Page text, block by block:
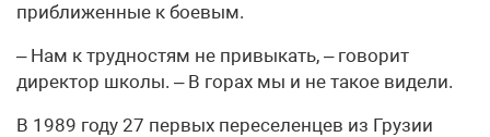
приближенные к боевым.
– Нам к трудностям не привыкать, – говорит
директор школы. – В горах мы и не такое видели.
В 1989 году 27 первых переселенцев из Грузии